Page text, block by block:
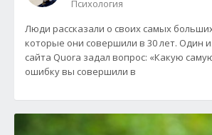
Психология
Люди рассказали о своих самых
которые они совершили в 30 лет. Один
сайта Quora задал вопрос: «Какую
ошибку вы совершили в